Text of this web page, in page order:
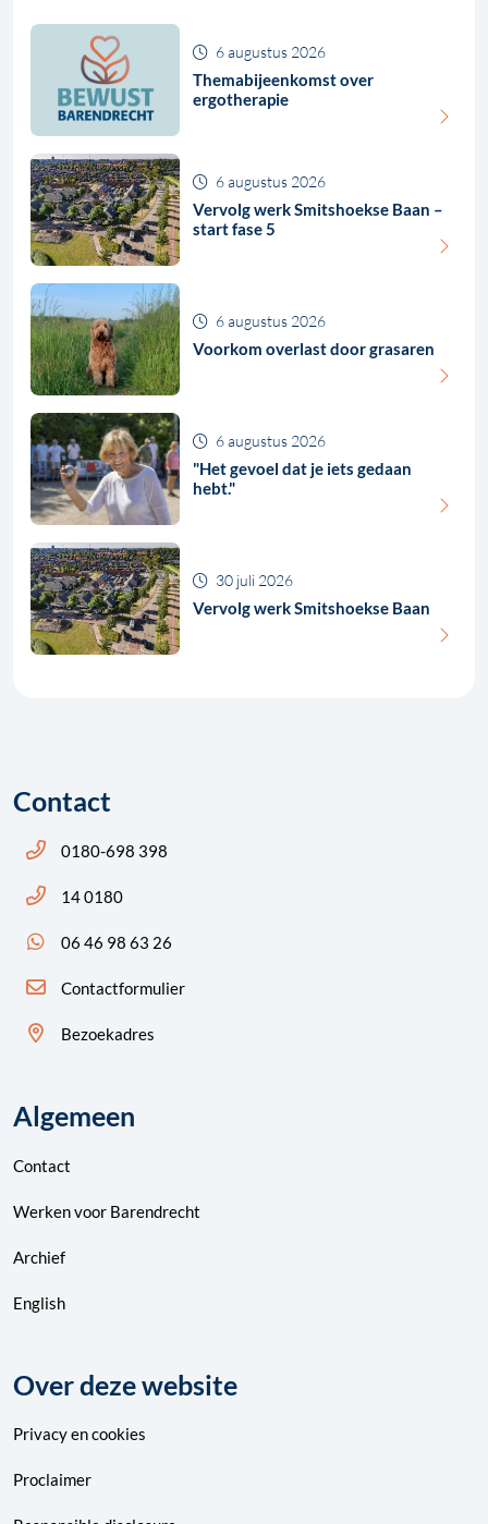
Themabijeenkomst over
ergotherapie
6 augustus 2026
Vervolg werk Smitshoekse Baan –
start fase 5
6 augustus 2026
Voorkom overlast door grasaren
6 augustus 2026
"Het gevoel dat je iets gedaan
hebt."
6 augustus 2026
Vervolg werk Smitshoekse Baan
30 juli 2026
Contact
Bel ons: 14 0180
0180-698 398
Bel ons: 14 0180
14 0180
App ons: 06 46 98 63 26 (WhatsApp)
06 46 98 63 26
Contactformulier
Bezoekadres
Algemeen
Contact
Werken voor Barendrecht
Archief
English
Over deze website
Privacyencookies
Proclaimer